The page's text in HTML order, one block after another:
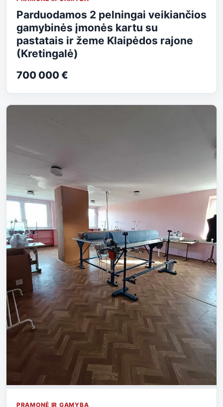
Parduodamos 2 pelningai veikiančios
gamybinės įmonės kartu su
pastatais ir žeme Klaipėdos rajone
(Kretingalė)
700 000 €
PRAMONĖ IR GAMYBA